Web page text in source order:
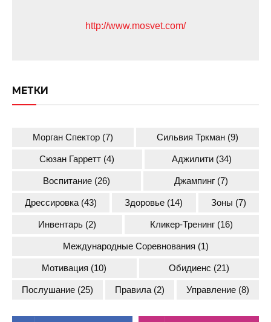
http://www.mosvet.com/
МЕТКИ
Морган Спектор (7) Сильвия Тркман (9)
Сюзан Гарретт (4) Аджилити(34)
Воспитание (26) Джампинг (7)
Дрессировка (43) Здоровье (14) Зоны (7)
Инвентарь(2) Кликер-Тренинг (16)
Международные Соревнования (1)
Мотивация (10) Обидиенс (21)
Послушание (25) Правила (2) Управление (8)